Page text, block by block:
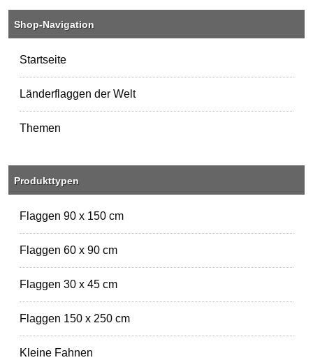
Shop-Navigation
Startseite
Länderflaggen der Welt
Themen
Produkttypen
Flaggen 90 x 150 cm
Flaggen 60 x 90 cm
Flaggen 30 x 45 cm
Flaggen 150 x 250 cm
Kleine Fahnen